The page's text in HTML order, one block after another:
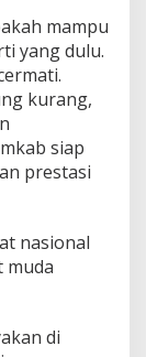
mampu
yang dulu.
kurang,
siap
prestasi
nasional
muda
di